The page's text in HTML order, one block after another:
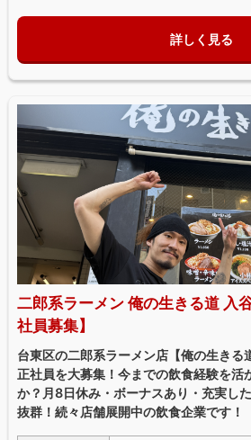
詳しく見る
二郎系ラーメン 俺の生きる道 入
社員募集】
台東区の二郎系ラーメン店【俺の生きる
正社員を大募集！今までの飲食経験を活
か？月8日休み・ボーナスあり・充実し
抜群！続々店舗展開中の飲食企業です！